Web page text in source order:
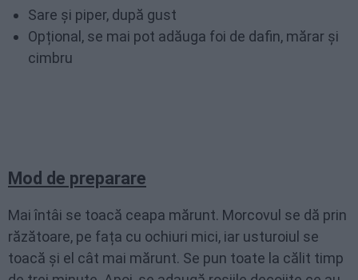
Sare și piper, după gust
Opțional, se mai pot adăuga foi de dafin, mărar și
cimbru
Mod de preparare
Mai întâi se toacă ceapa mărunt. Morcovul se dă prin
răzătoare, pe fața cu ochiuri mici, iar usturoiul se
toacă și el cât mai mărunt. Se pun toate la călit timp